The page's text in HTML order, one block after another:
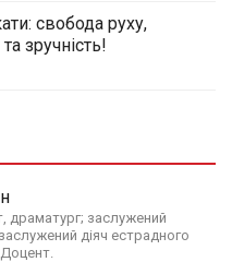
свобода руху,
зручність!
драматург; заслужений
діяч естрадного